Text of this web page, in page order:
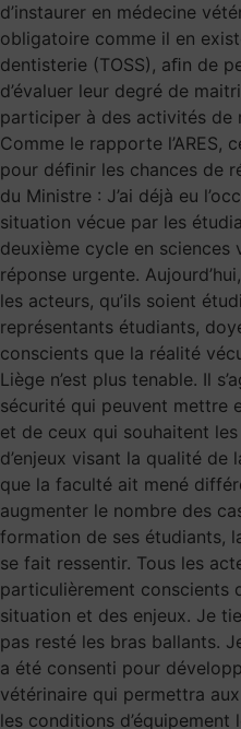
d’instaurer en médecine
obligatoire comme il en
dentisterie (TOSS), aﬁn de
d’évaluer leur degré de
participer à des activités de
Comme le rapporte l’ARES,
pour déﬁnir les chances de
du Ministre : J’ai déjà eu
situation vécue par les
deuxième cycle en sciences
réponse urgente.
les acteurs, qu’ils soient
représentants étudiants,
conscients que la réalité
Liège n’est plus tenable. Il
sécurité qui peuvent mettre
et de ceux qui souhaitent
d’enjeux visant la qualité
que la faculté ait mené
augmenter le nombre des
formation de ses étudiants,
se fait ressentir. Tous les
particulièrement conscients
situation et des enjeux. Je
pas resté les bras ballants.
a été consenti pour
vétérinaire qui permettra
les conditions